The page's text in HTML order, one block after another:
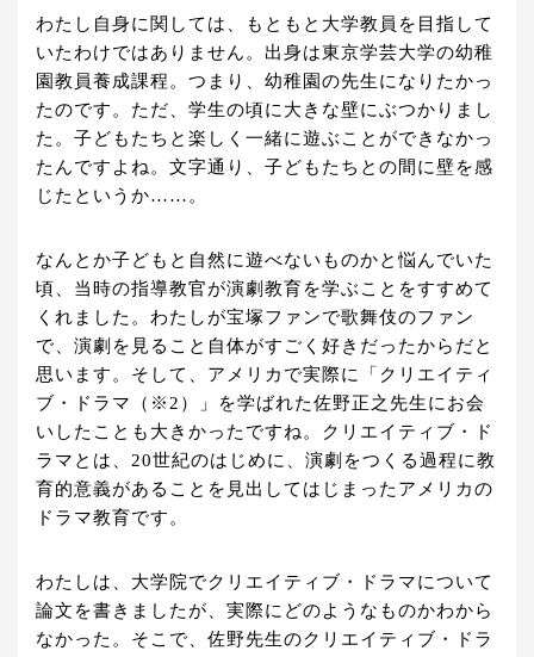
わたし自身に関しては、もともと大学教員を目指して
いたわけではありません。出身は東京学芸大学の幼稚
園教員養成課程。つまり、幼稚園の先生になりたかっ
たのです。ただ、学生の頃に大きな壁にぶつかりまし
た。子どもたちと楽しく一緒に遊ぶことができなかっ
たんですよね。文字通り、子どもたちとの間に壁を感
じたというか……。
なんとか子どもと自然に遊べないものかと悩んでいた
頃、当時の指導教官が演劇教育を学ぶことをすすめて
くれました。わたしが宝塚ファンで歌舞伎のファン
で、演劇を見ること自体がすごく好きだったからだと
思います。そして、アメリカで実際に「クリエイティ
ブ・ドラマ（※2）」を学ばれた佐野正之先生にお会
いしたことも大きかったですね。クリエイティブ・ド
ラマとは、20世紀のはじめに、演劇をつくる過程に教
育的意義があることを見出してはじまったアメリカの
ドラマ教育です。
わたしは、大学院でクリエイティブ・ドラマについて
論文を書きましたが、実際にどのようなものかわから
なかった。そこで、佐野先生のクリエイティブ・ドラ